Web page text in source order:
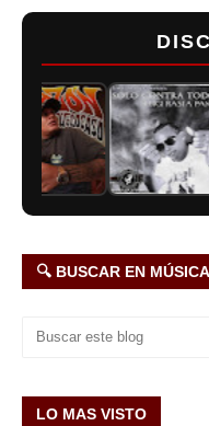
🔍 BUSCAR EN
LO MAS VISTO